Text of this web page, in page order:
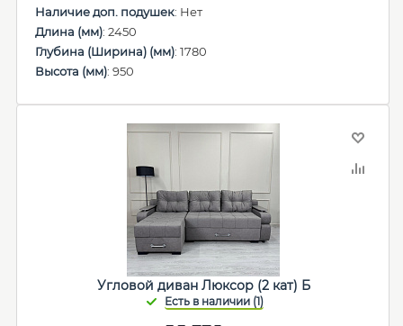
Наличие доп. подушек: Нет
Длина (мм): 2450
Глубина (Ширина) (мм): 1780
Высота (мм): 950
Угловой диван Люксор (2 кат) Б